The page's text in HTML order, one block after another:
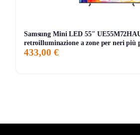
Samsung Mini LED 55″
retroilluminazione a zone per neri più
433,00 €